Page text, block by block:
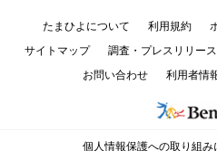
たまひよについて 利用規約
サイトマップ
調査・プレスリリー
お問い合わせ
利用者情
個人情報保護への取り組み